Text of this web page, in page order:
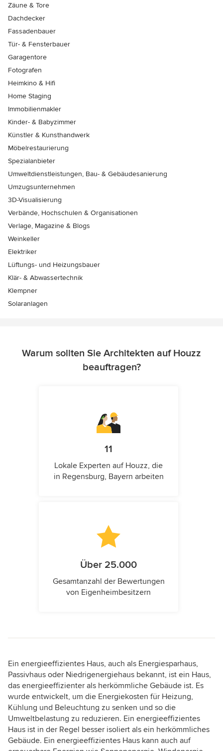
Zäune & Tore
Dachdecker
Fassadenbauer
Tür- & Fensterbauer
Garagentore
Fotografen
Heimkino & Hifi
Home Staging
Immobilienmakler
Kinder- & Babyzimmer
Künstler & Kunsthandwerk
Möbelrestaurierung
Spezialanbieter
Umweltdienstleistungen, Bau- & Gebäudesanierung
Umzugsunternehmen
3D-Visualisierung
Verbände, Hochschulen & Organisationen
Verlage, Magazine & Blogs
Weinkeller
Elektriker
Lüftungs- und Heizungsbauer
Klär- & Abwassertechnik
Klempner
Solaranlagen
Warum sollten Sie Architekten auf Houzz
beauftragen?
11
Lokale Experten auf Houzz, die
in Regensburg, Bayern arbeiten
Über 25.000
Gesamtanzahl der Bewertungen
von Eigenheimbesitzern
Ein energieeffizientes Haus, auch als Energiesparhaus,
Passivhaus oder Niedrigenergiehaus bekannt, ist ein Haus,
das energieeffizienter als herkömmliche Gebäude ist. Es
wurde entwickelt, um die Energiekosten für Heizung,
Kühlung und Beleuchtung zu senken und so die
Umweltbelastung zu reduzieren. Ein energieeffizientes
Haus ist in der Regel besser isoliert als ein herkömmliches
Gebäude. Ein energieeffizientes Haus kann auch auf